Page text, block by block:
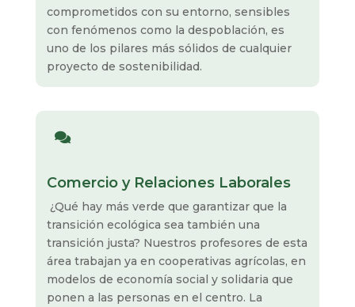
comprometidos con su entorno, sensibles
con fenómenos como la despoblación, es
uno de los pilares más sólidos de cualquier
proyecto de sostenibilidad.

Comercio y Relaciones Laborales
¿Qué hay más verde que garantizar que la
transición ecológica sea también una
transición justa? Nuestros profesores de esta
área trabajan ya en cooperativas agrícolas, en
modelos de economía social y solidaria que
ponen a las personas en el centro. La